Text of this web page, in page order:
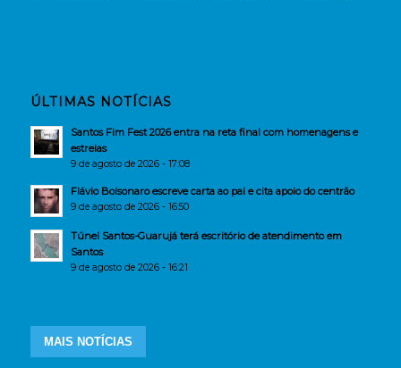
ÚLTIMAS NOTÍCIAS
Santos Fim Fest 2026 entra na reta final com homenagens e
estreias
9 de agosto de 2026 - 17:08
Flávio Bolsonaro escreve carta ao pai e cita apoio do centrão
9 de agosto de 2026 - 16:50
Túnel Santos-Guarujá terá escritório de atendimento em
Santos
9 de agosto de 2026 - 16:21
MAIS NOTÍCIAS